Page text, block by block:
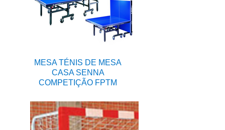
MESA TÉNIS DE MESA
CASA SENNA
COMPETIÇÃO FPTM